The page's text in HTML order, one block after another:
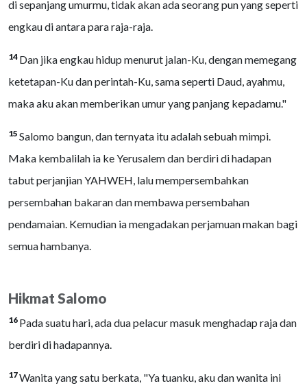
di sepanjang umurmu, tidak akan ada seorang pun yang seperti
engkau di antara para raja-raja.
14 Dan jika engkau hidup menurut jalan-Ku, dengan memegang
ketetapan-Ku dan perintah-Ku, sama seperti Daud, ayahmu,
maka aku akan memberikan umur yang panjang kepadamu."
15 Salomo bangun, dan ternyata itu adalah sebuah mimpi.
Maka kembalilah ia ke Yerusalem dan berdiri di hadapan
tabut perjanjian YAHWEH, lalu mempersembahkan
persembahan bakaran dan membawa persembahan
pendamaian. Kemudian ia mengadakan perjamuan makan bagi
semua hambanya.
Hikmat Salomo
16 Pada suatu hari, ada dua pelacur masuk menghadap raja dan
berdiri di hadapannya.
17Wanita yang satu berkata, "Ya tuanku, aku dan wanita ini